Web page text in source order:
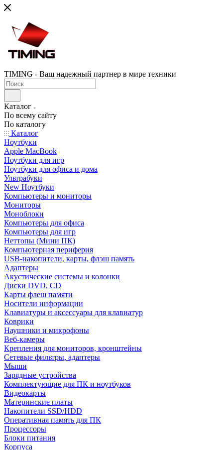
TIMING - Ваш надежный партнер в мире техники
Каталог
По всему сайту
По каталогу
Каталог
Ноутбуки
Apple MacBook
Ноутбуки для игр
Ноутбуки для офиса и дома
Ультрабуки
New Ноутбуки
Компьютеры и мониторы
Мониторы
Моноблоки
Компьютеры для офиса
Компьютеры для игр
Неттопы (Мини ПК)
Компьютерная периферия
USB-накопители, карты, флэш память
Адаптеры
Акустические системы и колонки
Диски DVD, CD
Карты флеш памяти
Носители информации
Клавиатуры и аксессуары для клавиатур
Коврики
Наушники и микрофоны
Веб-камеры
Крепления для мониторов, кронштейны
Сетевые фильтры, адаптеры
Мыши
Зарядные устройства
Комплектующие для ПК и ноутбуков
Видеокарты
Материнские платы
Накопители SSD/HDD
Оперативная память для ПК
Процессоры
Блоки питания
Корпуса